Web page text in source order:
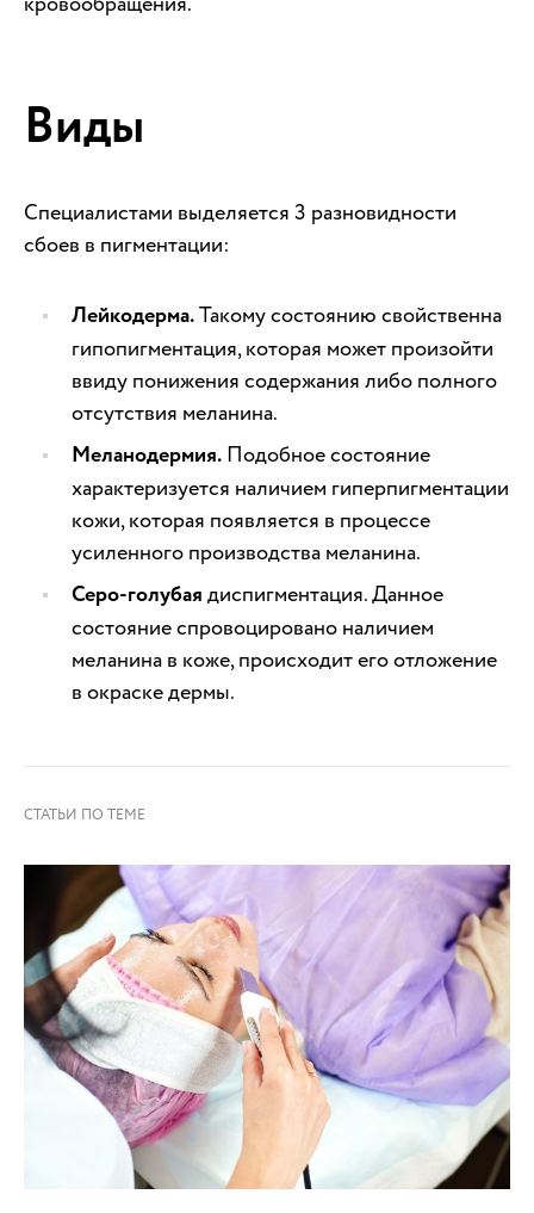
Виды
Специалистами выделяется 3 разновидности
сбоев в пигментации:
Лейкодерма.Такому состоянию свойственна
гипопигментация, которая может произойти
ввиду понижения содержания либо полного
отсутствия меланина.
Меланодермия. Подобное состояние
характеризуется наличием гиперпигментации
кожи, которая появляется в процессе
усиленного производства меланина.
Серо-голубая диспигментация. Данное
состояние спровоцировано наличием
меланина в коже, происходит его отложение
в окраске дермы.